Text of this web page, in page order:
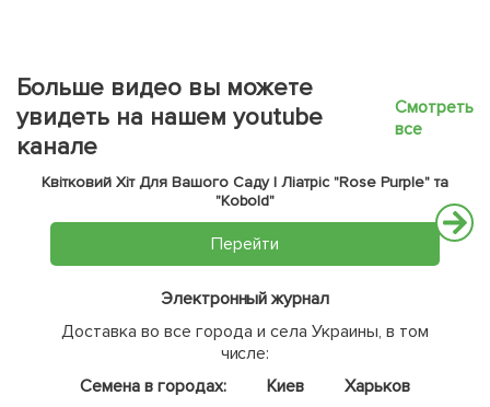
Больше видео вы можете
увидеть на нашем youtube
канале
Смотреть
все
Квітковий Хіт Для Вашого Саду | Ліатріс "Rose Purple" та
"Kobold"
Перейти
Электронный журнал
Доставка во все города и села Украины, в том
числе:
Семена в городах:
Киев
Харьков